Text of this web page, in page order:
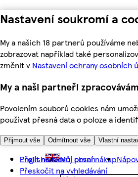
Nastavení soukromí a
My a našich 18 partnerů používáme
zobrazovat například také
změnit v Nastavení ochrany osobních
My a naši partneři
Povolením souborů cookies nám
používat přesná data o poloze a
Přijmout vše Odmítnout vše Vlastní
Přejít na hlavní obsah
Přeskočit na vyhledávání
English Můj první nákup